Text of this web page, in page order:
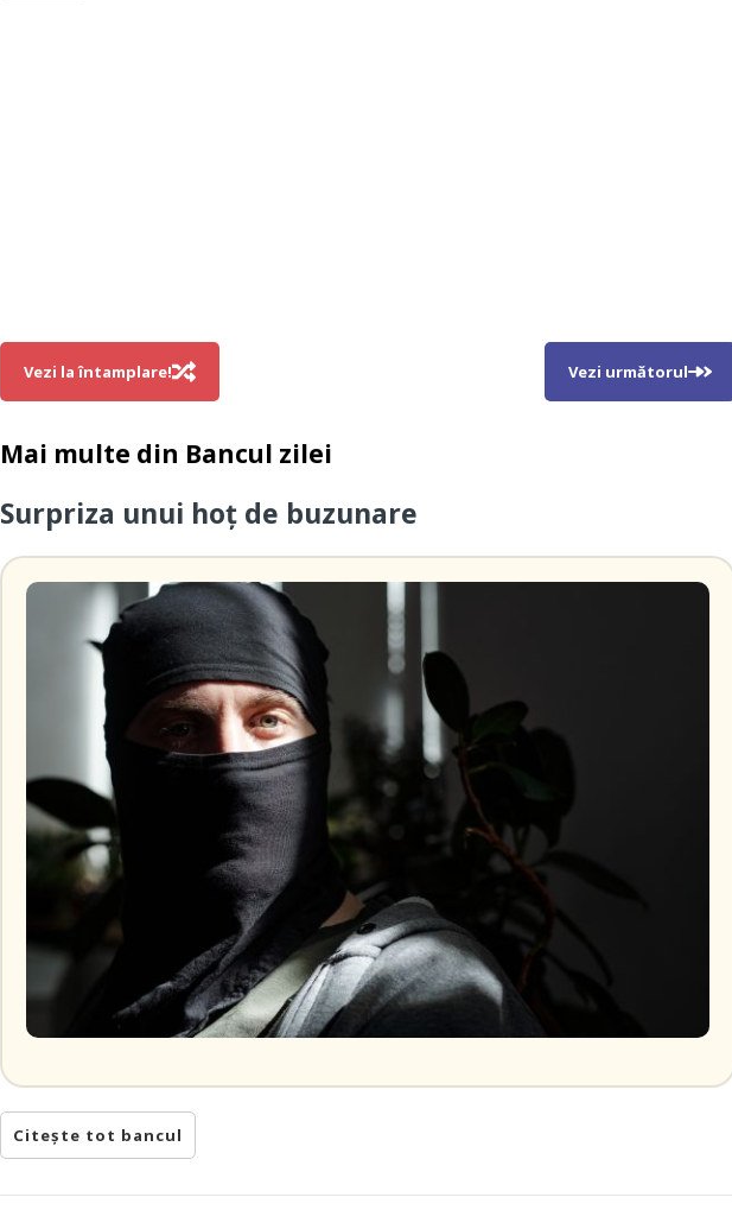
Vezi la întamplare! Vezi următorul
Mai multe din Bancul zilei
Surpriza unui hoţ de buzunare
Citește tot bancul